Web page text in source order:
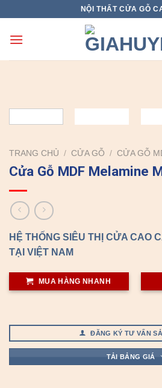
content
NỘI THẤT CỬA GỖ
TRANG CHỦ / CỬA GỖ / CỬA GỖ
Cửa Gỗ MDF Melamine
HỆ THỐNG SIÊU THỊ CỬA CAO
TẠI VIỆT NAM
MUA HÀNG NHANH
ĐĂNG KÝ TƯ VẤN
TẢI BẢNG GIÁ